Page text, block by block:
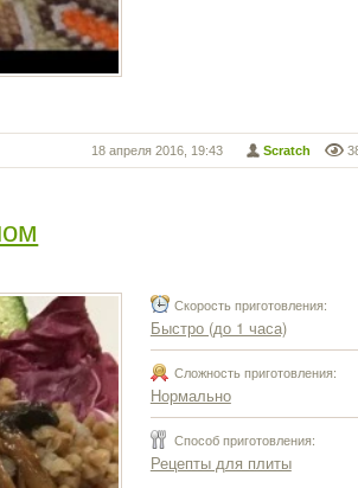
Scratch
18 апреля 2016, 19:43
Скорость приготовления:
Быстро (до 1 часа)
Сложность приготовления:
Нормально
Способ приготовления:
Рецепты для плиты